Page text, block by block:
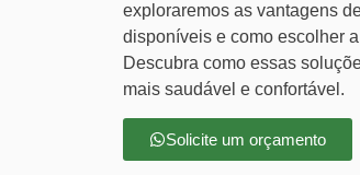
exploraremos as vantagens
disponíveis e como escolher
Descubra como essas
mais saudável e confortável.
Solicite um orçamento